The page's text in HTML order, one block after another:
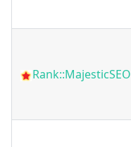
Rank::MajesticSEO